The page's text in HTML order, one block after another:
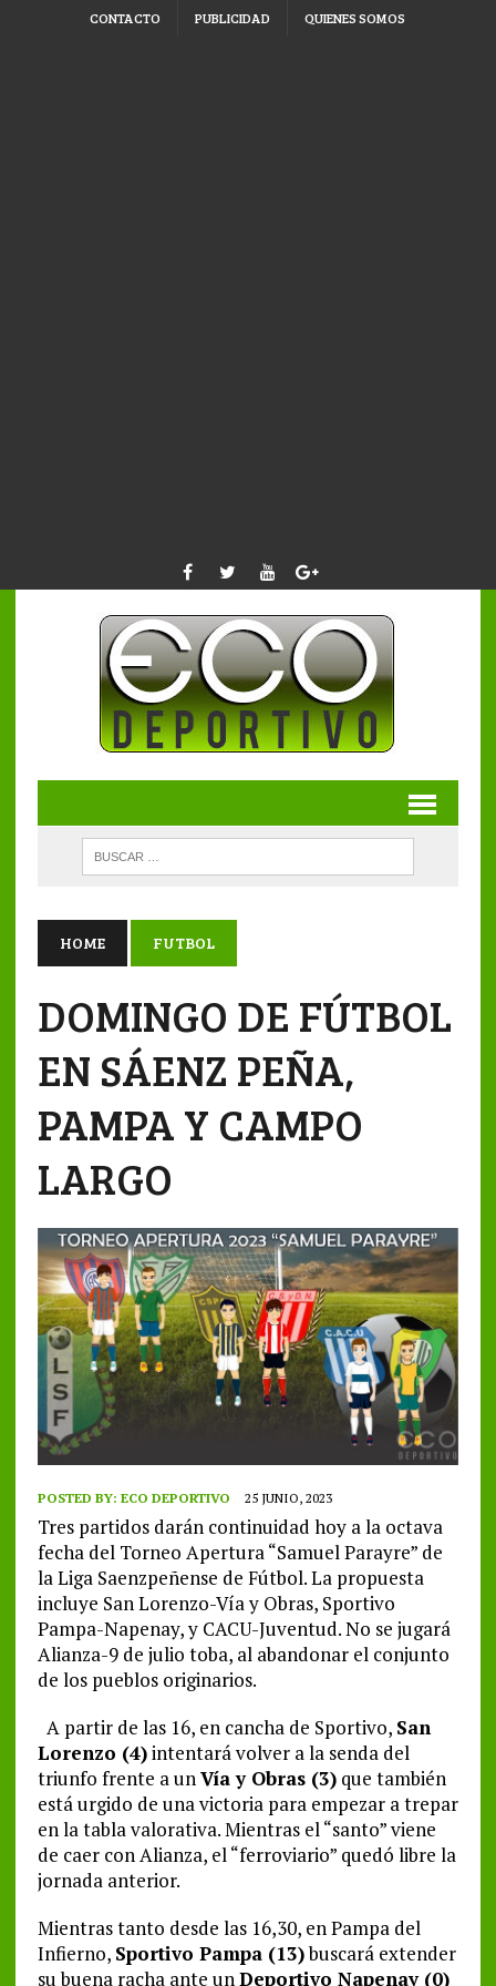
CONTACTO PUBLICIDAD QUIENES SOMOS
HOME FUTBOL
DOMINGO DE FÚTBOL
EN SÁENZ PEÑA,
PAMPA Y CAMPO
LARGO
POSTED BY: ECO DEPORTIVO 25 JUNIO, 2023
Tres partidos darán continuidad hoy a la octava
fecha del Torneo Apertura “Samuel Parayre” de
la Liga Saenzpeñense de Fútbol. La propuesta
incluye San Lorenzo-Vía y Obras, Sportivo
Pampa-Napenay, y CACU-Juventud. No se jugará
Alianza-9 de julio toba, al abandonar el conjunto
de los pueblos originarios.
A partir de las 16, en cancha de Sportivo, San
Lorenzo (4)intentará volver a la senda del
triunfo frente a unVía y Obras (3)que también
está urgido de una victoria para empezar a trepar
en la tabla valorativa. Mientras el “santo” viene
de caer con Alianza, el “ferroviario” quedó libre la
jornada anterior.
Mientras tanto desde las 16,30, en Pampa del
Infierno, Sportivo Pampa (13)buscará extender
su buena racha ante unDeportivo Napenay (0)